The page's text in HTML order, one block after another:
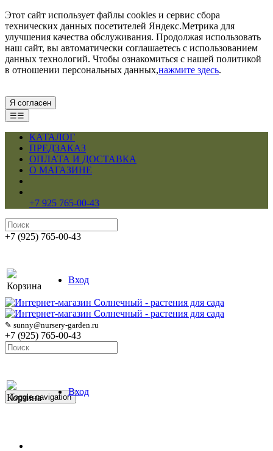
Этот сайт использует файлы cookies и сервис сбора
технических данных посетителей Яндекс.Метрика для
улучшения качества обслуживания. Продолжая использовать
наш сайт, вы автоматически соглашаетесь с использованием
данных технологий. Чтобы ознакомиться с нашей политикой
в отношении персональных данных,нажмите здесь.
Я согласен
☰☰
КАТАЛОГ
ПРЕДЗАКАЗ
ОПЛАТА И ДОСТАВКА
О МАГАЗИНЕ
+7 925 765-00-43
+7 (925) 765-00-43
Корзина
Вход
✎ sunny@nursery-garden.ru
+7 (925) 765-00-43
Корзина
Вход
Toggle navigation